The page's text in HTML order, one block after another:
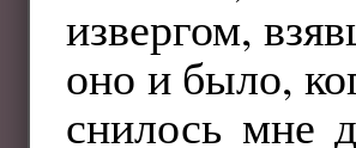
извергом,
оно и было,
снилось мне